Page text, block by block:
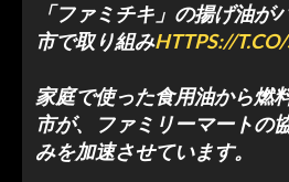
「ファミチキ」の揚げ油
市で取り組みHTTPS://
家庭で使った食用油から燃
市が、ファミリーマートの
みを加速させています。